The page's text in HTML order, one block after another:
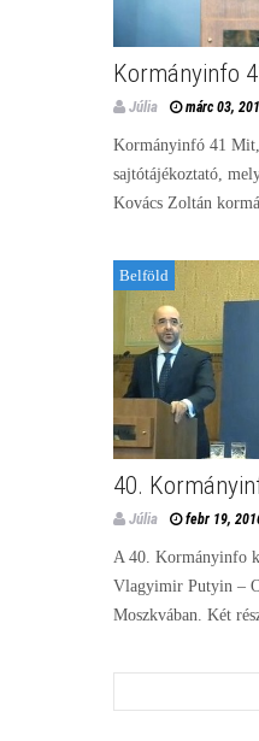
Kormányinfo
Júlia márc 03,
Kormányinfó 41
sajtótájékoztató,
Kovács Zoltán
Belföld
40.
Júlia febr 19,
A 40. Kormányinfo
Vlagyimir Putyin –
Moszkvában. Két